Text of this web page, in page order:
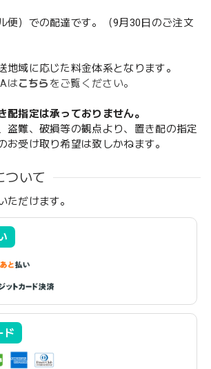
便）での配達です。（9月30日のご注文
地域に応じた料金体系となります。
はこちら をご覧ください。
配指定は承っておりません。
盗難、破損等の観点より、置き配の指定
お受け取り希望は致しかねます。
ついて
ただけます。
ド